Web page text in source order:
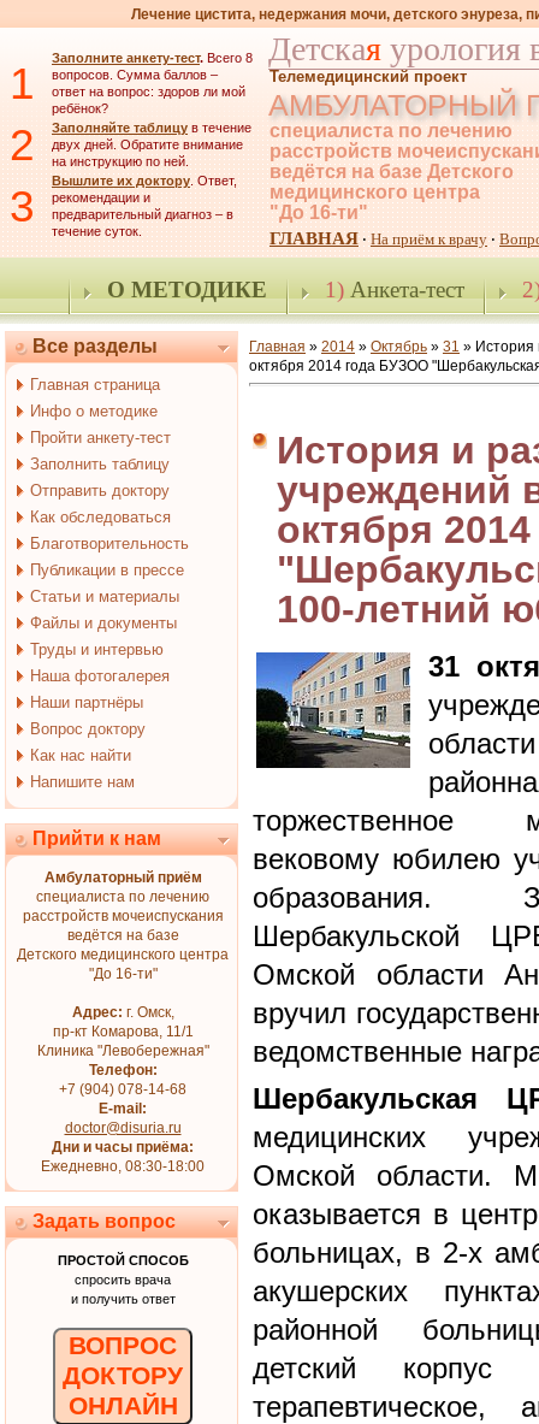
Лечение цистита, недержания мочи, детского энуреза,
1 Заполните анкету-тест. Всего 8
вопросов. Сумма баллов –
ответ на вопрос: здоров ли мой
ребёнок?
2 Заполняйте таблицу в течение
двух дней. Обратите внимание
на инструкцию по ней.
3 Вышлите их доктору. Ответ,
рекомендации и
предварительный диагноз – в
течение суток.
Детская урология
Телемедицинский проект
АМБУЛАТОРНЫЙ
специалиста по лечению
расстройств
ведётся на базе Детского
медицинского центра
"До 16-ти"
ГЛАВНАЯ · На приём к врачу ·
О МЕТОДИКЕ 1)Анкета-тест
Все разделы
Главная страница
Инфо о методике
Пройти анкету-тест
Заполнить таблицу
Отправить доктору
Как обследоваться
Благотворительность
Публикации в прессе
Статьи и материалы
Файлы и документы
Труды и интервью
Наша фотогалерея
Наши партнёры
Вопрос доктору
Как нас найти
Напишите нам
Прийти к нам
Амбулаторный приём
специалиста по лечению
расстройств мочеиспускания
ведётся на базе
Детского медицинского центра
"До 16-ти"
Адрес: г. Омск,
пр-кт Комарова, 11/1
Клиника "Левобережная"
Телефон:
+7 (904) 078-14-68
E-mail:
doctor@disuria.ru
Дни и часы приёма:
Ежедневно, 08:30-18:00
Задать вопрос
ПРОСТОЙ СПОСОБ
спросить врача
и получить ответ
ВОПРОС
ДОКТОРУ
ОНЛАЙН
Главная » 2014 » Октябрь » 31 » История
октября 2014 года БУЗОО
История и
учреждений
октября
100-летний
31
торжественное
вековому юбилею
образования.
Шербакульской
Омской области
вручил
ведомственные
Шербакульская
медицинских
Омской области.
оказывается в
больницах, в 2-х
акушерских
районной
детский корпус
терапевтическое,